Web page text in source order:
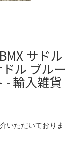
サドル
ル ブルー
- 輸入雑貨
いただいておりま